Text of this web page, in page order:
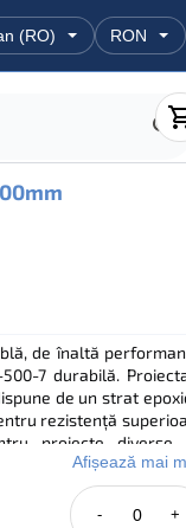
de înaltă
7 durabilă.
de un strat
rezistență
proiecte diverse
standard
comune,
Afișează mai
- +